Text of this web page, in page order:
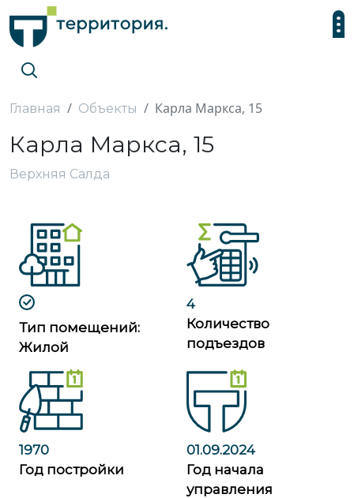
Главная Объекты Карла Маркса, 15
Карла Маркса, 15
Верхняя Салда
Тип помещений:
Жилой
4
Количество
подъездов
1970
Год постройки
01.09.2024
Год начала
управления